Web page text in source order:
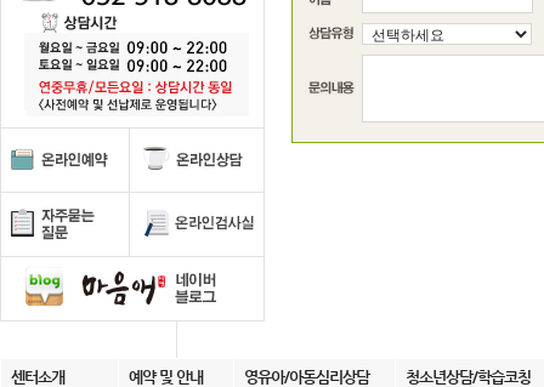
센터소개 예약 및 안내 영유아/아동심리상담 청소년상담/학습코칭